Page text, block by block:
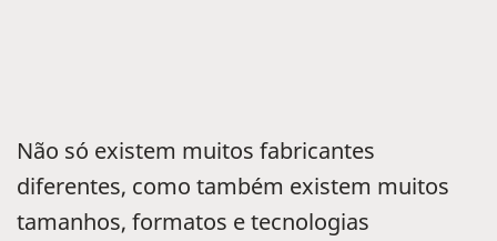
Não só existem muitos fabricantes
diferentes, como também existem muitos
tamanhos, formatos e tecnologias